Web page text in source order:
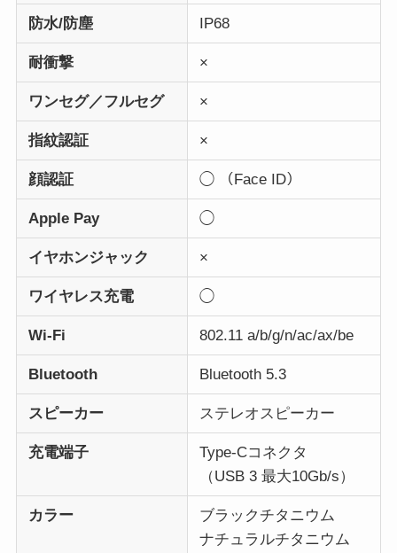
防水/防塵 IP68
耐衝撃 ×
ワンセグ／フルセグ ×
指紋認証 ×
顔認証 ◯ （Face ID）
Apple Pay ◯
イヤホンジャック ×
ワイヤレス充電 ◯
Wi-Fi 802.11 a/b/g/n/ac/ax/be
Bluetooth Bluetooth 5.3
スピーカー ステレオスピーカー
充電端子
Type-Cコネクタ
（USB 3 最大10Gb/s）
カラー
ブラックチタニウム
ナチュラルチタニウム